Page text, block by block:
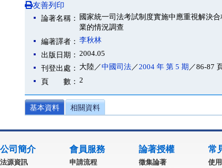
友善列印
論著名稱：
國家統一司法考試制度實施中應重視解決
業的情況調查
編著譯者： 李秋林
出版日期： 2004.05
刊登出處： 大陸／中國司法／2004 年 第 5 期 ／86-87
頁 數： 2
基本資料 相關資料
公司簡介
法源資訊
會員服務
申請流程
論著授權
徵集論著
常
使